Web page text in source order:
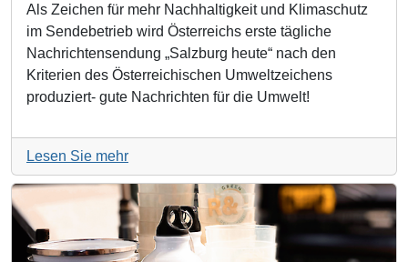
Als Zeichen für mehr Nachhaltigkeit und Klimaschutz
im Sendebetrieb wird Österreichs erste tägliche
Nachrichtensendung „Salzburg heute“ nach den
Kriterien des Österreichischen Umweltzeichens
produziert- gute Nachrichten für die Umwelt!
Lesen Sie mehr